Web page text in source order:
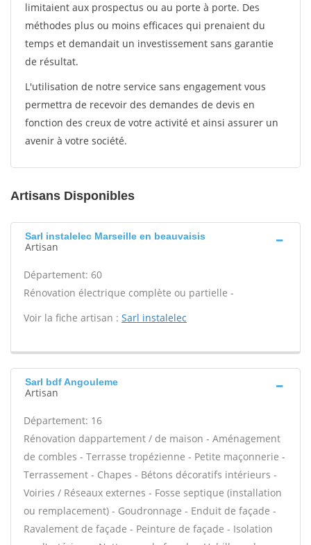
limitaient aux prospectus ou au porte à porte. Des
méthodes plus ou moins efficaces qui prenaient du
temps et demandait un investissement sans garantie
de résultat.
L'utilisation de notre service sans engagement vous
permettra de recevoir des demandes de devis en
fonction des creux de votre activité et ainsi assurer un
avenir à votre société.
Artisans Disponibles
Sarl instalelec Marseille en beauvaisis
Artisan
Département: 60
Rénovation électrique complète ou partielle -
Voir la fiche artisan : Sarl instalelec
Sarl bdf Angouleme
Artisan
Département: 16
Rénovation dappartement / de maison - Aménagement
de combles - Terrasse tropézienne - Petite maçonnerie -
Terrassement - Chapes - Bétons décoratifs intérieurs -
Voiries / Réseaux externes - Fosse septique (installation
ou remplacement) - Goudronnage - Enduit de façade -
Ravalement de façade - Peinture de façade - Isolation